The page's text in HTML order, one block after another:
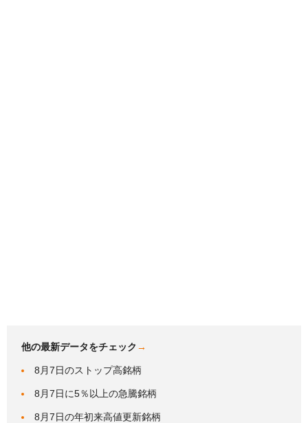
他の最新データをチェック →
8月7日のストップ高銘柄
8月7日に5％以上の急騰銘柄
8月7日の年初来高値更新銘柄